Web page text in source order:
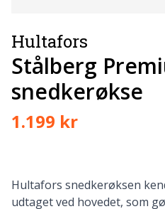
Hultafors
Stålberg
snedkerøkse
1.199 kr
Hultafors snedkerøksen
udtaget ved hovedet, som